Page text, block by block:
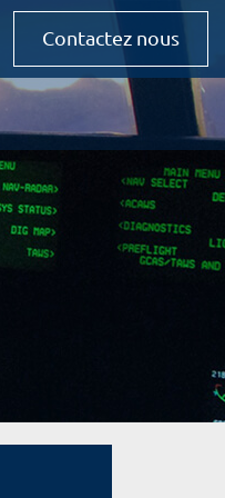
Contactez nous